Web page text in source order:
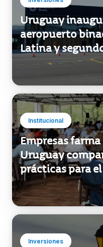
Inversiones
Uruguay
aeropuerto
Latina y
Institucional
Empresas
prácticas para